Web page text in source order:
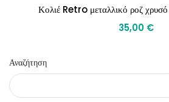
Κολιέ Retro μεταλλικό ροζ χρυσό
35,00 €
Αναζήτηση